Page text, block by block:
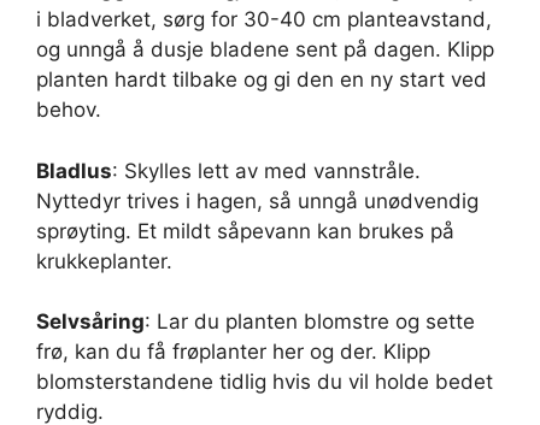
i bladverket, sørg for 30-40 cm planteavstand,
og unngå å dusje bladene sent på dagen. Klipp
planten hardt tilbake og gi den en ny start ved
behov.
Bladlus: Skylles lett av med vannstråle.
Nyttedyr trives i hagen, så unngå unødvendig
sprøyting. Et mildt såpevann kan brukes på
krukkeplanter.
Selvsåring: Lar du planten blomstre og sette
frø, kan du få frøplanter her og der. Klipp
blomsterstandene tidlig hvis du vil holde bedet
ryddig.